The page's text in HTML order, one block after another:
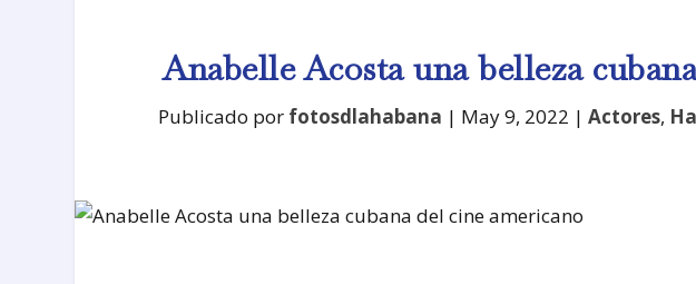
Anabelle Acosta una belleza
Publicado por fotosdlahabana | May 9, 2022 |Actores,